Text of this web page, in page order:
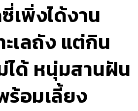
เพิ่งได้งาน
เลถัง แต่กิน
ได้ หนุ่มสานฝัน
ร้อมเลี้ยง